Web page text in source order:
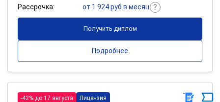
Рассрочка:
от 1 924 руб в месяц
Получить диплом
Подробнее
-42% до 17 августа Лицензия